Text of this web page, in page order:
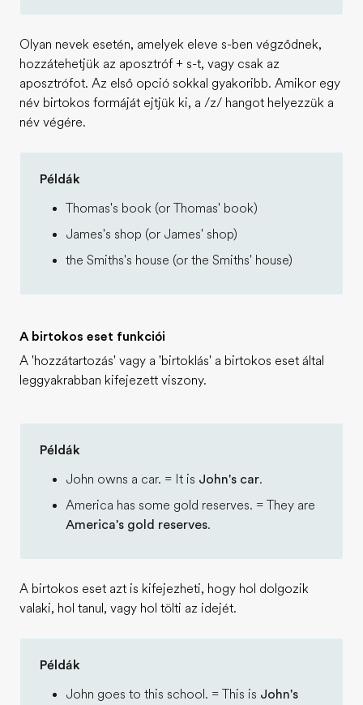
Olyan nevek esetén, amelyek eleve s-ben végződnek,
hozzátehetjük az aposztróf + s-t, vagy csak az
aposztrófot. Az első opció sokkal gyakoribb. Amikor egy
név birtokos formáját ejtjük ki, a /z/ hangot helyezzük a
név végére.
Példák
Thomas's book (or Thomas' book)
James's shop (or James' shop)
the Smiths's house (or the Smiths' house)
A birtokos eset funkciói
A 'hozzátartozás' vagy a 'birtoklás' a birtokos eset által
leggyakrabban kifejezett viszony.
Példák
John owns a car. = It is John's car.
America has some gold reserves. = They are
America's gold reserves.
A birtokos eset azt is kifejezheti, hogy hol dolgozik
valaki, hol tanul, vagy hol tölti az idejét.
Példák
John goes to this school. = This is John's